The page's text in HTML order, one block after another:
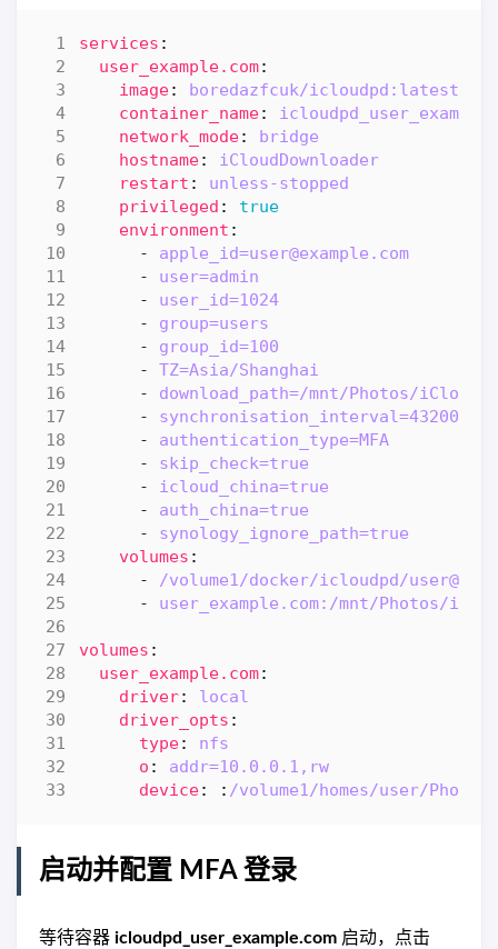
services :
user_example.com:
image:
boredazfcuk/icloudpd:latest
container_name:
network_mode:
bridge
hostname:
iCloudDownloader
restart :
unless-stopped
privileged :
true
environment :
- apple_id=user@example.com
- user=admin
- user_id=1024
- group=users
- group_id=100
- TZ=Asia/Shanghai
- download_path=/mnt/Photos/iCloud
- synchronisation_interval=43200
- authentication_type=MFA
- skip_check=true
- icloud_china=true
- auth_china=true
- synology_ignore_path=true
volumes :
- /volume1/docker/icloudpd/
- user_example.com:/mnt/Photos/
volumes :
user_example.com:
driver:
local
driver_opts :
type:
nfs
o :
addr=10.0.0.1,rw
device: : /volume1/homes/user/
启动并配置 MFA 登录
等待容器 icloudpd_user_example.com 启动，点击